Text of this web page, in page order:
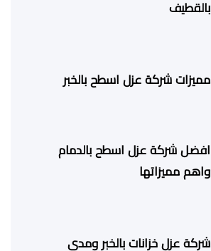
بالقطيف
مميزات شركة عزل اسطح بالخبر
افضل شركة عزل اسطح بالدمام
واهم مميزاتها
شركة عزل خزانات بالخبر ومدى